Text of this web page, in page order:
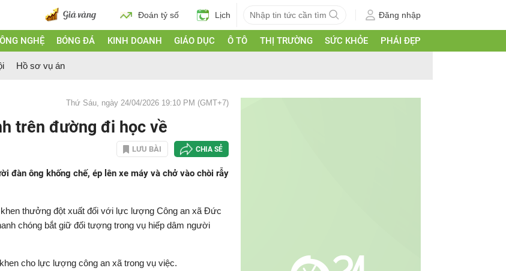
Đoán tỷ số Lịch Đăng nhập
NGHỆ BÓNG ĐÁ KINH DOANH GIÁO DỤC Ô TÔ THỊ TRƯỜNG SỨC KHỎE PHÁI ĐẸP
Hồ sơ vụ án
Thứ Sáu, ngày 24/04/2026 19:10 PM (GMT+7)
trên đường đi học về
LƯU BÀI CHIA SẺ
đàn ông khống chế, ép lên xe máy và chở vào chòi rẫy
thưởng đột xuất đối với lực lượng Công an xã Đức
chóng bắt giữ đối tượng trong vụ hiếp dâm người